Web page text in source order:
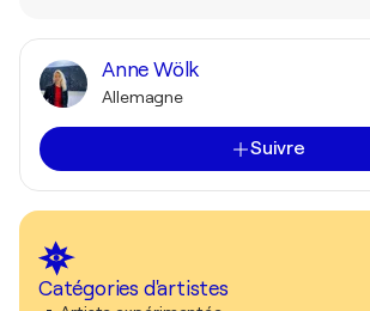
Anne Wölk
Allemagne
Suivre
Catégories d'artistes